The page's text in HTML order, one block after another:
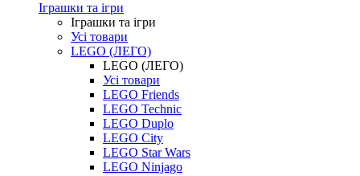
Іграшки та ігри
Іграшки та ігри
Усі товари
LEGO (ЛЕГО)
LEGO (ЛЕГО)
Усі товари
LEGO Friends
LEGO Technic
LEGO Duplo
LEGO City
LEGO Star Wars
LEGO Ninjago